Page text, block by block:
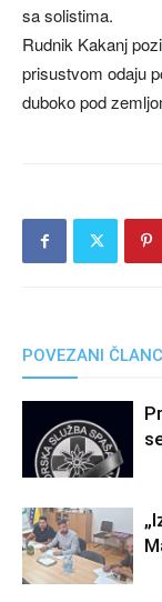
sa solistima.
Rudnik Kakanj
prisustvom odaju
duboko pod
POVEZANI ČLANCI